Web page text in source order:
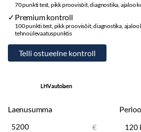
70 punkti test, pikk proovisõit, diagnostika, ajaloo
Premium kontroll
100 punkti test, pikk proovisõit, diagnostika,
tehnoülevaatuspunktis
LHV autolaen
Laenusumma
€